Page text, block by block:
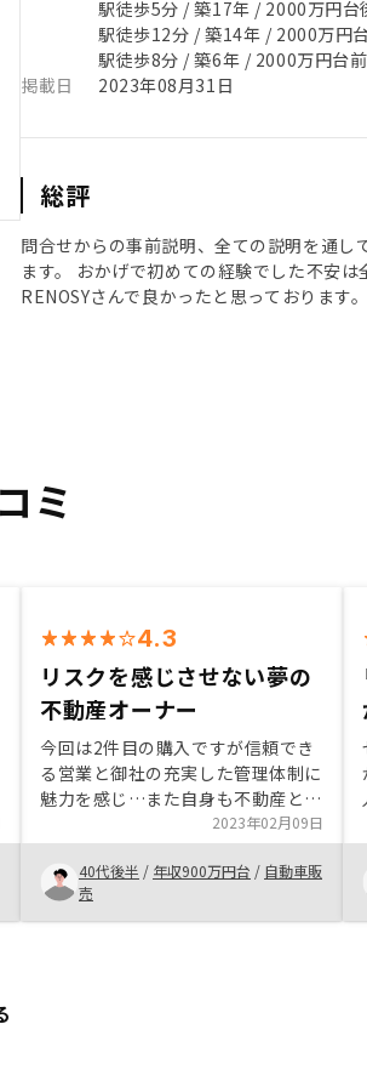
駅徒歩5分 / 築17年 / 2000万円台
駅徒歩12分 / 築14年 / 2000万円
駅徒歩8分 / 築6年 / 2000万円台
掲載日
2023年08月31日
総評
問合せからの事前説明、全ての説明を通し
ます。 おかげで初めての経験でした不安
RENOSYさんで良かったと思っております。
ミ
4.3
リスクを感じさせない夢の
不動産オーナー
今回は2件目の購入ですが信頼でき
る営業と御社の充実した管理体制に
魅力を感じ…また自身も不動産と言
う新しい投資に興味を持った事も重
なり契約に至りました。 引き続き
良い提案、良い条件、良い物件等お
話が有れば前向きに検討したいで
す。アプリ管理は非常にいいと思い
2023年02月09日
40代後半 / 年収900万円台 / 自動車販
売